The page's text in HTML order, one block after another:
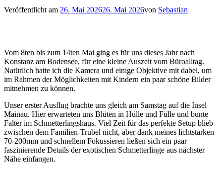
Veröffentlicht am 26. Mai 202626. Mai 2026von Sebastian
Vom 8ten bis zum 14ten Mai ging es für uns dieses Jahr nach
Konstanz am Bodensee, für eine kleine Auszeit vom Büroalltag.
Natürlich hatte ich die Kamera und einige Objektive mit dabei, um
im Rahmen der Möglichkeiten mit Kindern ein paar schöne Bilder
mitnehmen zu können.
Unser erster Ausflug brachte uns gleich am Samstag auf die Insel
Mainau. Hier erwarteten uns Blüten in Hülle und Fülle und bunte
Falter im Schmetterlingshaus. Viel Zeit für das perfekte Setup blieb
zwischen dem Familien-Trubel nicht, aber dank meines lichtstarken
70-200mm und schnellem Fokussieren ließen sich ein paar
faszinierende Details der exotischen Schmetterlinge aus nächster
Nähe einfangen.